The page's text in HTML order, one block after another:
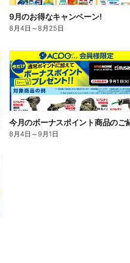
9月のお得なキャンペーン!
8月4日 ～8月25日
今月のボーナスポイント商品のご
8月4日 ～9月1日